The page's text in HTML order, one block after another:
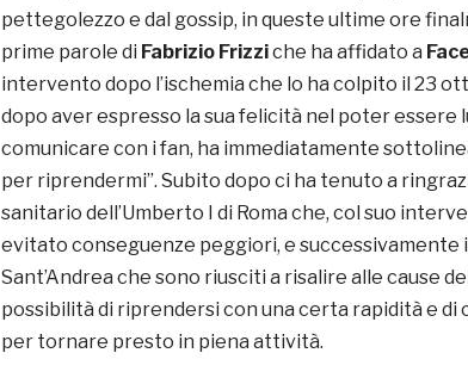
pettegolezzo e dal gossip, in queste ultime ore
prime parole di Fabrizio Frizziche ha affidato a
intervento dopo l’ischemia che lo ha colpito il 23
dopo aver espresso la sua felicità nel poter essere
comunicare con i fan, ha immediatamente
per riprendermi”. Subito dopo ci ha tenuto a
sanitario dell’Umberto I di Roma che, col suo
evitato conseguenze peggiori, e successivamente
Sant’Andrea che sono riusciti a risalire alle cause
possibilità di riprendersi con una certa rapidità e
per tornare presto in piena attività.